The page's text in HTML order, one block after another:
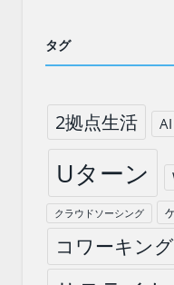
タグ
2拠点生活 AI
Uターン
クラウドソーシング
コワーキン